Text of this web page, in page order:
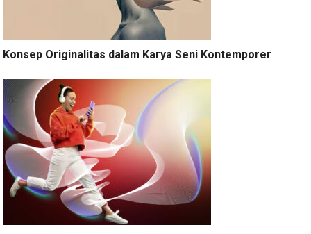
Konsep Originalitas dalam Karya Seni Kontemporer